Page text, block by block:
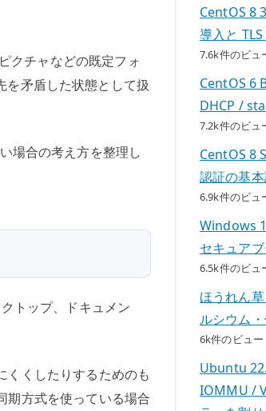
の クチャなどの既定フォ
矛盾した状態として扱
場合の考え方を整理し
トップ、ドキュメン
くくしたりするためのも
期方式を使っている場合
CentOS 8
導入と
7.6k件のビュ
CentOS 6
DHCP /
7.2k件のビュ
CentOS 8
認証の基
6.9k件のビュ
Windows
セキュア
6.5k件のビュ
ほうれん
ルシウム
6k件のビュー
Ubuntu
IOMMU /